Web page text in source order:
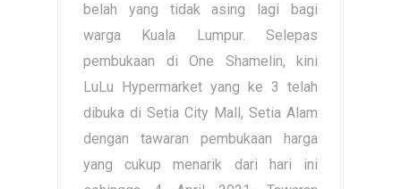
belah yang tidak asing lagi bagi
warga Kuala Lumpur. Selepas
pembukaan di One Shamelin, kini
LuLu Hypermarket yang ke 3 telah
dibuka di Setia City Mall, Setia Alam
dengan tawaran pembukaan harga
yang cukup menarik dari hari ini